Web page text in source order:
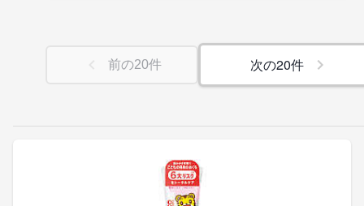
前の20件 次の20件